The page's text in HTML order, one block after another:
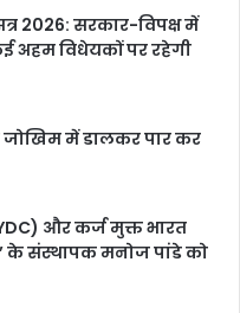
2026: सरकार-विपक्ष में
अहम विधेयकों पर रहेगी
में डालकर पार कर
और कर्ज मुक्त भारत
के संस्थापक मनोज पांडे को